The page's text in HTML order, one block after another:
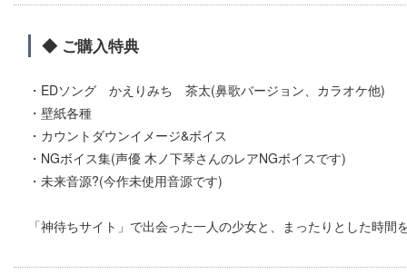
◆ ご購入特典
・EDソング かえりみち 茶太(鼻歌バージョン、カラオケ他)
・壁紙各種
・カウントダウンイメージ&ボイス
・NGボイス集(声優 木ノ下琴さんのレアNGボイスです)
・未来音源?(今作未使用音源です)
「神待ちサイト」で出会った一人の少女と、まったりとした時間